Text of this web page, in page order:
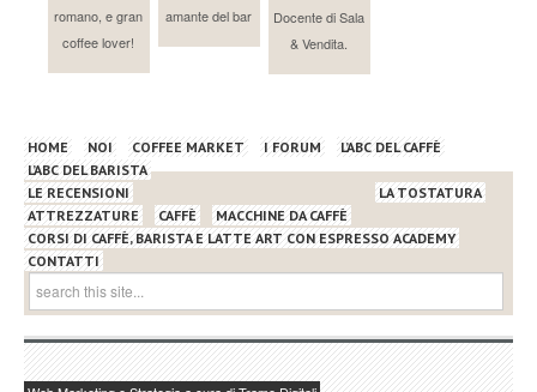
romano, e gran
coffee lover!
amante del bar
Docente di Sala
& Vendita.
HOME NOI COFFEE MARKET I FORUM
L’ABC DEL CAFFÈ
L’ABC DEL BARISTA
LE RECENSIONI
ATTREZZATURE
CAFFÈ MACCHINE DA CAFFÈ
LA TOSTATURA
CORSI DI CAFFÈ, BARISTA E LATTE ART CON ESPRESSO ACADEMY
CONTATTI